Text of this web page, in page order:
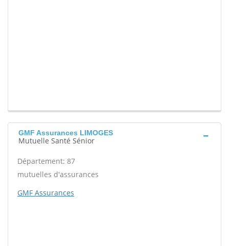
GMF Assurances LIMOGES
Mutuelle Santé Sénior
Département: 87
mutuelles d'assurances
GMF Assurances